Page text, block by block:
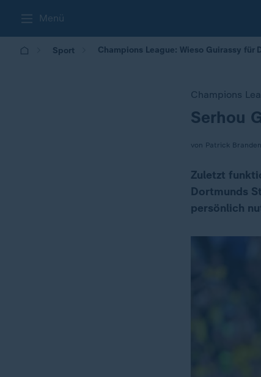
Menü
Sport Champions League: Wieso Guirassy
Champions
:
Serhou
von Patrick
Zuletzt
Dortmunds
persönlich